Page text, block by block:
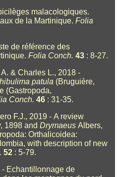
malacologiques.
de la Martinique.Folia
de référence des
Folia Conch. 43 : 8-27.
& Charles L., 2018 -
patula (Bruguière,
(Gastropoda,
Conch. 46 : 31-35.
F.J., 2019 - A review
1898 andDrymaeusAlbers,
Orthalicoidea:
with description of new
52 : 5-79.
Echantillonnage de